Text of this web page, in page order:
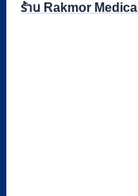
ร้าน Rakmor Medical